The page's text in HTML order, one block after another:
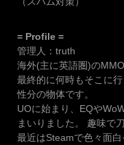
= Profile =
管理人：truth
海外(主に英語圏)の
最終的に何時もそこに
性分の物体です。
UOに始まり、EQや
まいりました。 趣味で
最近はSteamで色々面